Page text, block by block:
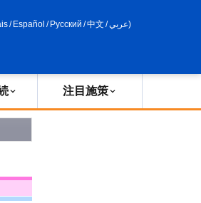
/ Español / Русский /中文 /عربي)
注目施策